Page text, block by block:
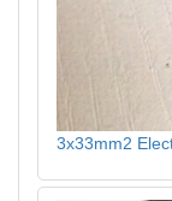
3x33mm2